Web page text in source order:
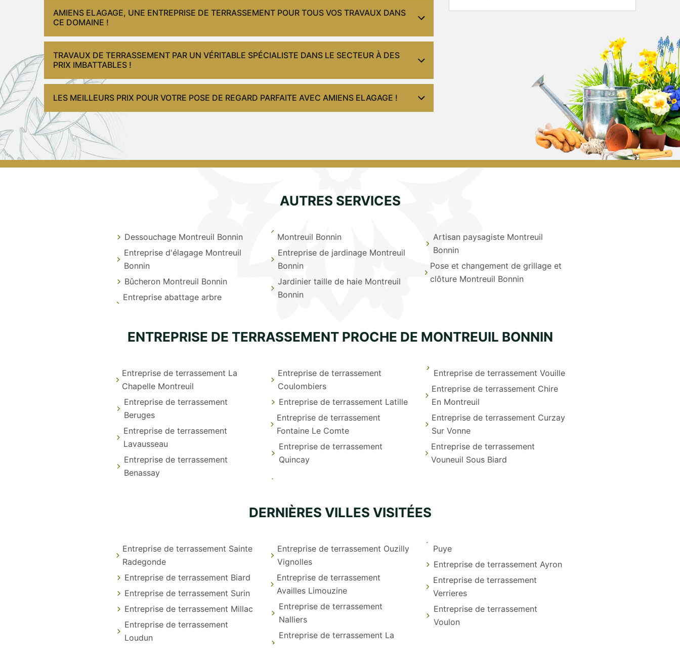
AMIENS ELAGAGE, UNE ENTREPRISE DE TERRASSEMENT POUR TOUS VOS TRAVAUX DANS
CE DOMAINE !
TRAVAUX DE TERRASSEMENT PAR UN VÉRITABLE SPÉCIALISTE DANS LE SECTEUR À DES
PRIX IMBATTABLES !
LES MEILLEURS PRIX POUR VOTRE POSE DE REGARD PARFAITE AVEC AMIENS ELAGAGE !
AUTRES SERVICES
Dessouchage Montreuil Bonnin
Entreprise d'élagage Montreuil
Bonnin
Bûcheron Montreuil Bonnin
Entreprise abattage arbre
Montreuil Bonnin
Entreprise de jardinage Montreuil
Bonnin
Jardinier taille de haie Montreuil
Bonnin
Artisan paysagiste Montreuil
Bonnin
Pose et changement de grillage et
clôture Montreuil Bonnin
ENTREPRISE DE TERRASSEMENT PROCHE DE MONTREUIL BONNIN
Entreprise de terrassement La
Chapelle Montreuil
Entreprise de terrassement
Beruges
Entreprise de terrassement
Lavausseau
Entreprise de terrassement
Benassay
Entreprise de terrassement
Coulombiers
Entreprise de terrassement Latille
Entreprise de terrassement
Fontaine Le Comte
Entreprise de terrassement
Quincay
Entreprise de terrassement Vouille
Entreprise de terrassement Chire
En Montreuil
Entreprise de terrassement Curzay
Sur Vonne
Entreprise de terrassement
Vouneuil Sous Biard
DERNIÈRES VILLES VISITÉES
Entreprise de terrassement Sainte
Radegonde
Entreprise de terrassement Biard
Entreprise de terrassement Surin
Entreprise de terrassement Millac
Entreprise de terrassement
Loudun
Entreprise de terrassement Ouzilly
Vignolles
Entreprise de terrassement
Availles Limouzine
Entreprise de terrassement
Nalliers
Entreprise de terrassement La
Puye
Entreprise de terrassement Ayron
Entreprise de terrassement
Verrieres
Entreprise de terrassement
Voulon